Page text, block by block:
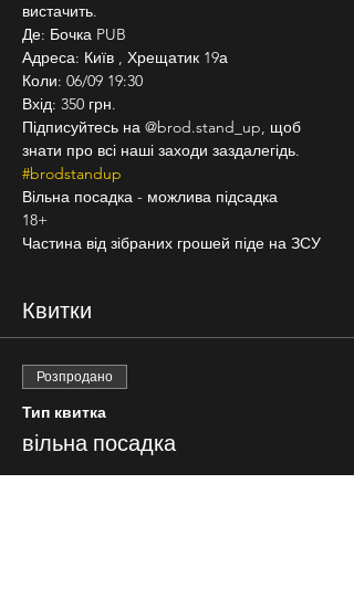
вистачить.
Де: Бочка PUB
Адреса: Київ , Хрещатик 19а
Коли: 06/09 19:30
Вхід: 350 грн.
Підписуйтесь на @brod.stand_up, щоб
знати про всі наші заходи заздалегідь.
#brodstandup
Вільна посадка - можлива підсадка
18+
Частина від зібраних грошей піде на ЗСУ
Квитки
Розпродано
Тип квитка
вільна посадка